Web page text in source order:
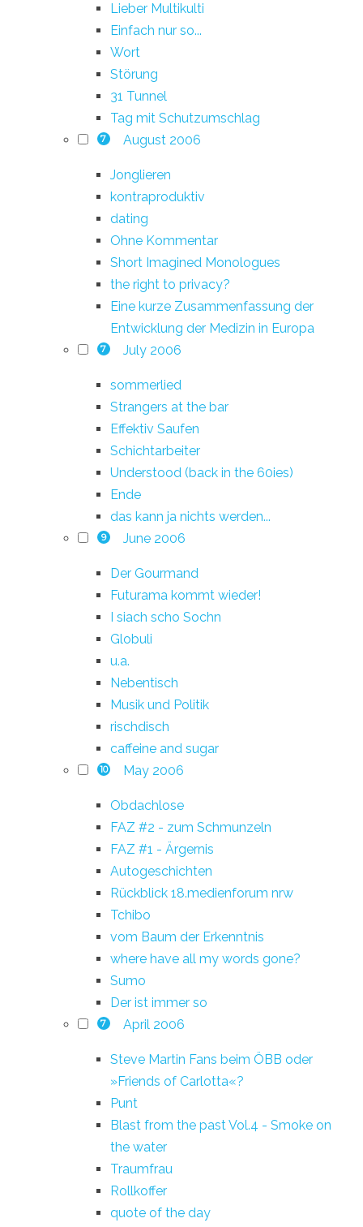
Lieber Multikulti
Einfach nur so...
Wort
Störung
31 Tunnel
Tag mit Schutzumschlag
7 August 2006
Jonglieren
kontraproduktiv
dating
Ohne Kommentar
Short Imagined Monologues
the right to privacy?
Eine kurze Zusammenfassung der
Entwicklung der Medizin in Europa
7 July 2006
sommerlied
Strangers at the bar
Effektiv Saufen
Schichtarbeiter
Understood (back in the 60ies)
Ende
das kann ja nichts werden...
9 June 2006
Der Gourmand
Futurama kommt wieder!
I siach scho Sochn
Globuli
u.a.
Nebentisch
Musik und Politik
rischdisch
caffeine and sugar
10 May 2006
Obdachlose
FAZ #2 - zum Schmunzeln
FAZ #1 - Ärgernis
Autogeschichten
Rückblick 18.medienforum nrw
Tchibo
vom Baum der Erkenntnis
where have all my words gone?
Sumo
Der ist immer so
7 April 2006
Steve Martin Fans beim ÖBB oder
»Friends of Carlotta«?
Punt
Blast from the past Vol.4 - Smoke on
the water
Traumfrau
Rollkoffer
quote of the day